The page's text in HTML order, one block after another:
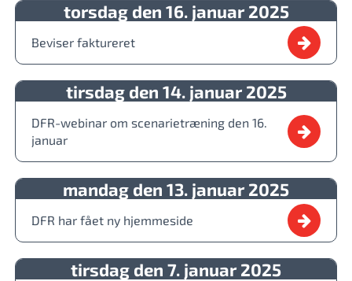
torsdag den 16. januar 2025
Beviser faktureret
tirsdag den 14. januar 2025
DFR-webinar om scenarietræning den 16.
januar
mandag den 13. januar 2025
DFR har fået ny hjemmeside
tirsdag den 7. januar 2025